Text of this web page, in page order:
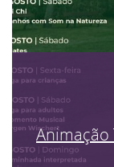
Animação